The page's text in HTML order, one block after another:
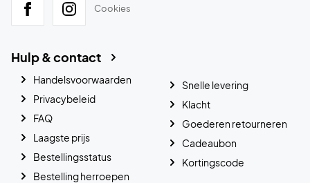
Cookies
Hulp & contact
Handelsvoorwaarden
Privacybeleid
FAQ
Laagste prijs
Bestellingsstatus
Bestelling herroepen
Snelle levering
Klacht
Goederen retourneren
Cadeaubon
Kortingscode